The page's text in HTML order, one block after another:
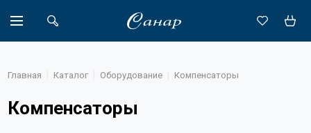
Главная Каталог Оборудование Компенсаторы
Компенсаторы